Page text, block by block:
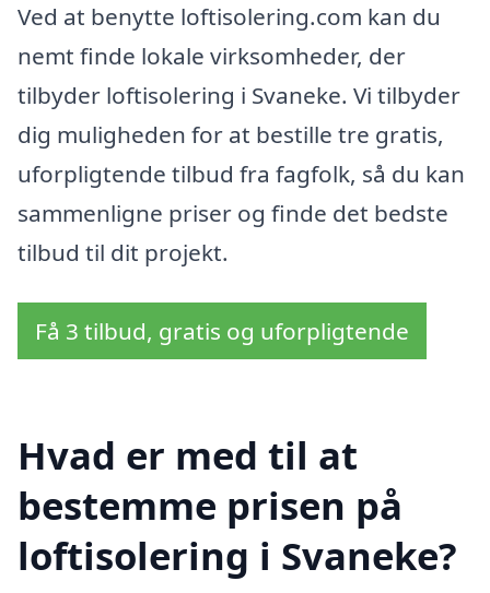
Ved at benytte loftisolering.com kan du
nemt finde lokale virksomheder, der
tilbyder loftisolering i Svaneke. Vi tilbyder
dig muligheden for at bestille tre gratis,
uforpligtende tilbud fra fagfolk, så du kan
sammenligne priser og finde det bedste
tilbud til dit projekt.
Få 3 tilbud, gratis og uforpligtende
Hvad er med til at
bestemme prisen på
loftisolering i Svaneke?